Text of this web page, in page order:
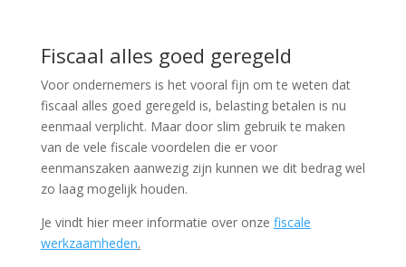
Fiscaal alles goed geregeld
Voor ondernemers is het vooral fijn om te weten dat
fiscaal alles goed geregeld is, belasting betalen is nu
eenmaal verplicht. Maar door slim gebruik te maken
van de vele fiscale voordelen die er voor
eenmanszaken aanwezig zijn kunnen we dit bedrag wel
zo laag mogelijk houden.
Je vindt hier meer informatie over onze fiscale
werkzaamheden.